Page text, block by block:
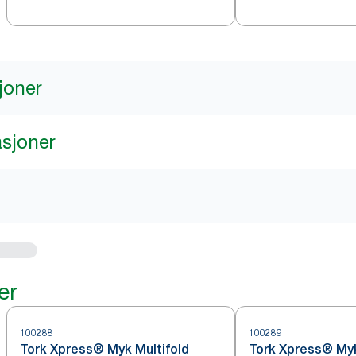
100288
Tork Xpress® Myk Multifold
100289
Tork Xpress®